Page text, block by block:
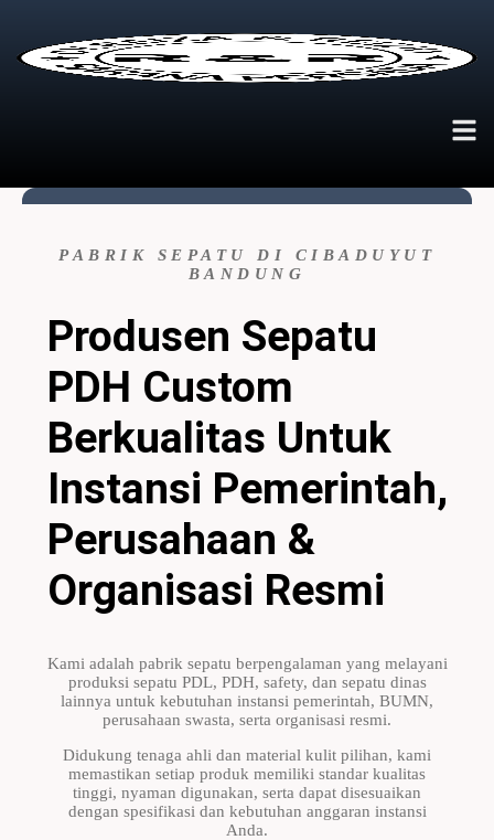
PABRIK SEPATU DI CIBADUYUT
BANDUNG
Produsen Sepatu
PDH Custom
Berkualitas Untuk
Instansi Pemerintah,
Perusahaan &
Organisasi Resmi
Kami adalah pabrik sepatu berpengalaman yang melayani
produksi sepatu PDL, PDH, safety, dan sepatu dinas
lainnya untuk kebutuhan instansi pemerintah, BUMN,
perusahaan swasta, serta organisasi resmi.
Didukung tenaga ahli dan material kulit pilihan, kami
memastikan setiap produk memiliki standar kualitas
tinggi, nyaman digunakan, serta dapat disesuaikan
dengan spesifikasi dan kebutuhan anggaran instansi
Anda.